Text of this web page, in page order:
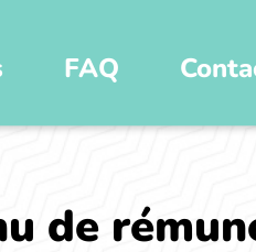
FAQ
de